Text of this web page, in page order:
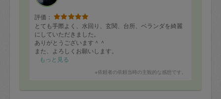
50%
金曜日9時～土曜日8時まで＝依頼金額の
100%
土曜日8時〜実施時間＝依頼金額の100%
＋交通費全額
依頼者不在による当日キャンセル＝依頼
評価：
とても手際よく、水回り、玄関、台所、ベランダを綺麗
にしていただきました。
ありがとうございます＾＾
また、よろしくお願いします。
もっと見る
※依頼者の依頼当時の主観的な感想です。